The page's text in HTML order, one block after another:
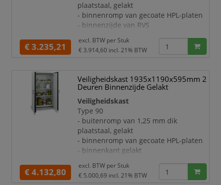
- opvanglegbord, draagvermogen 75 kg
- legborden per 64 mm in hoogte
verstelbaar
- ontluchting via een centraal
ontluchtingssysteem in de achterw
plaatstaal, gelakt
- binnenromp van gecoate HPL-platen
- binnenzijde van RVS
- afsluitbaar met cilinderslot
- met geïntegreerde,
deurblokkering
- deuraanslag rechts
- sluit bij brand automatisch dankzij
thermomechanica
Uitrusting:
- opvanglegbord, draagvermogen 75 kg
- legborden per 64 mm in hoogte
verstelbaar
- ontluchting via een centraal
ontluchtingssysteem in de achterw
€ 3.235,21
excl. BTW per Stuk
€ 3.914,60 incl. 21% BTW
Veiligheidskast 1935x1190x595mm 2
Deuren Binnenzijde Gelakt
Veiligheidskast
Type 90
- buitenromp van 1,25 mm dik
plaatstaal, gelakt
- binnenromp van gecoate HPL-platen
- binnenkant gelakt
- dubbele draaideur
- afsluitbaar met cilinderslot
€ 4.132,80
excl. BTW per Stuk
€ 5.000,69 incl. 21% BTW